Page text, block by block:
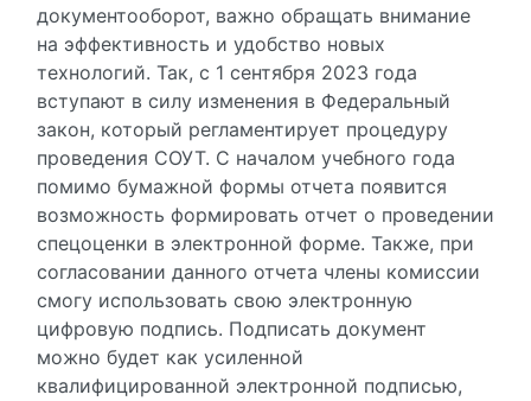
документооборот, важно обращать внимание
на эффективность и удобство новых
технологий. Так, с 1 сентября 2023 года
вступают в силу изменения в Федеральный
закон, который регламентирует процедуру
проведения СОУТ. С началом учебного года
помимо бумажной формы отчета появится
возможность формировать отчет о проведении
спецоценки в электронной форме. Также, при
согласовании данного отчета члены комиссии
смогу использовать свою электронную
цифровую подпись. Подписать документ
можно будет как усиленной
квалифицированной электронной подписью,